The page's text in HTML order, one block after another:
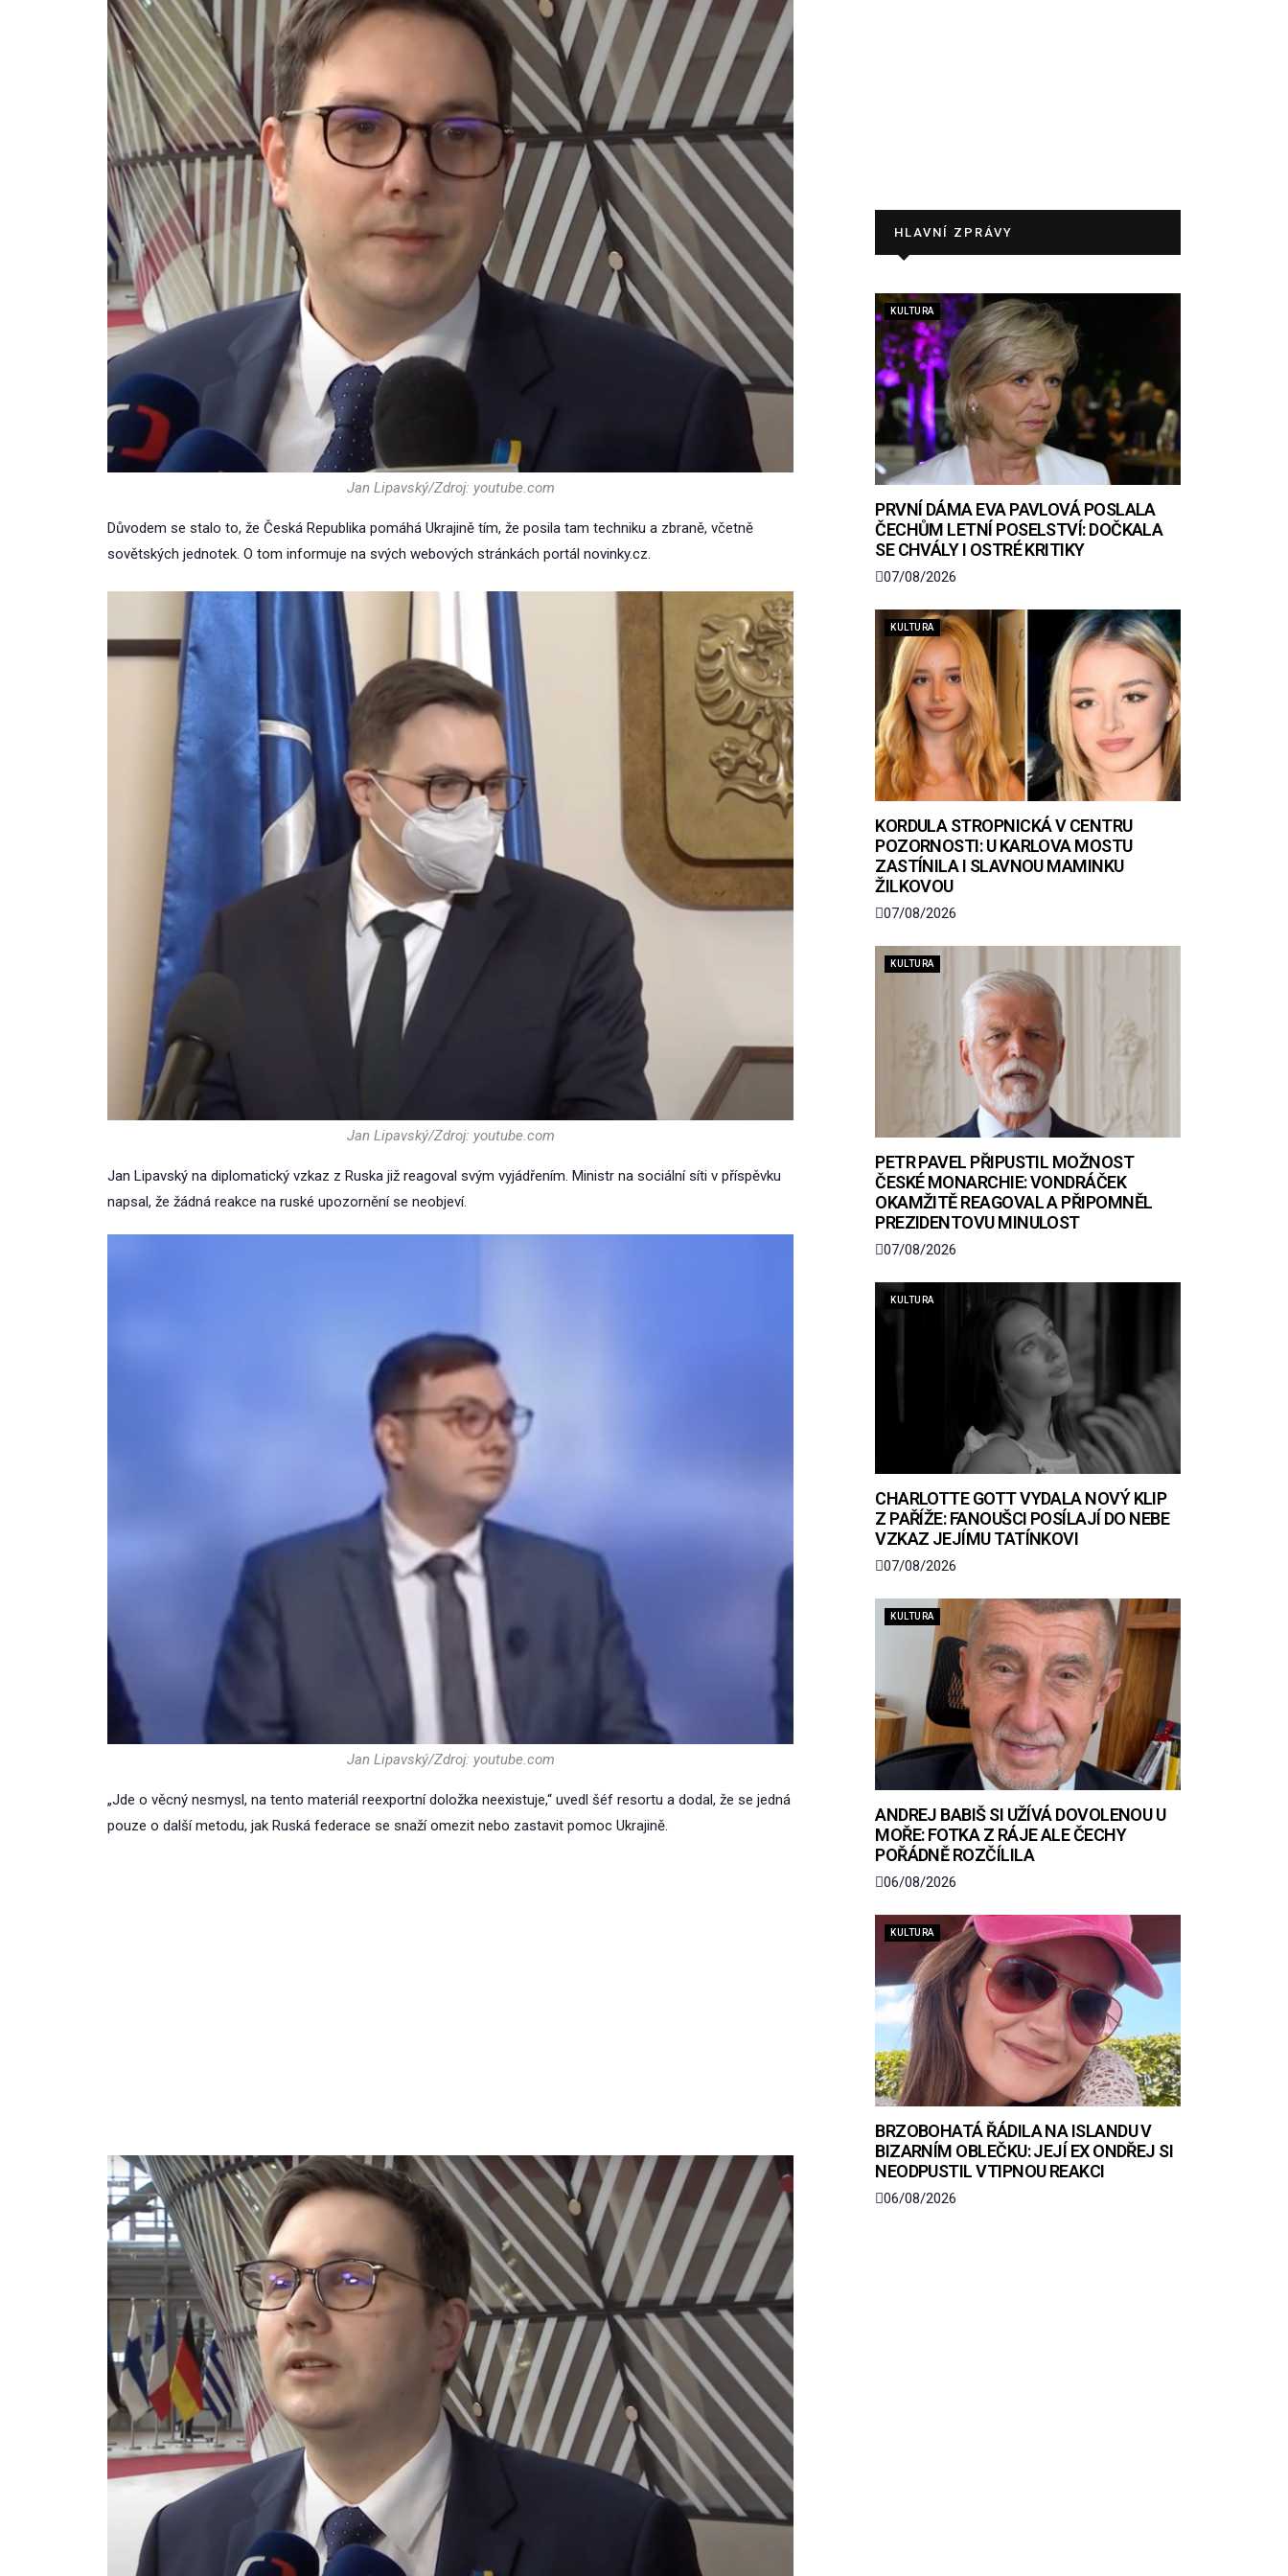
Jan Lipavský/Zdroj: youtube.com
Důvodem se stalo to, že Česká Republika pomáhá Ukrajině tím, že posila tam techniku a zbraně, včetně
sovětských jednotek. O tom informuje na svých webových stránkách portál novinky.cz.
Jan Lipavský/Zdroj: youtube.com
Jan Lipavský na diplomatický vzkaz z Ruska již reagoval svým vyjádřením. Ministr na sociální síti v příspěvku
napsal, že žádná reakce na ruské upozornění se neobjeví.
Jan Lipavský/Zdroj: youtube.com
„Jde o věcný nesmysl, na tento materiál reexportní doložka neexistuje,“ uvedl šéf resortu a dodal, že se jedná
pouze o další metodu, jak Ruská federace se snaží omezit nebo zastavit pomoc Ukrajině.
HLAVNÍ ZPRÁVY
KULTURA
PRVNÍ DÁMA EVA PAVLOVÁ POSLALA
ČECHŮM LETNÍ POSELSTVÍ: DOČKALA
SE CHVÁLY I OSTRÉ KRITIKY
07/08/2026
KULTURA
KORDULA STROPNICKÁ V CENTRU
POZORNOSTI: U KARLOVA MOSTU
ZASTÍNILA I SLAVNOU MAMINKU
ŽILKOVOU
07/08/2026
KULTURA
PETR PAVEL PŘIPUSTIL MOŽNOST
ČESKÉ MONARCHIE: VONDRÁČEK
OKAMŽITĚ REAGOVAL A PŘIPOMNĚL
PREZIDENTOVU MINULOST
07/08/2026
KULTURA
CHARLOTTE GOTT VYDALA NOVÝ KLIP
Z PAŘÍŽE: FANOUŠCI POSÍLAJÍ DO NEBE
VZKAZ JEJÍMU TATÍNKOVI
07/08/2026
KULTURA
ANDREJ BABIŠ SI UŽÍVÁ DOVOLENOU U
MOŘE: FOTKA Z RÁJE ALE ČECHY
POŘÁDNĚ ROZČÍLILA
06/08/2026
KULTURA
BRZOBOHATÁ ŘÁDILA NA ISLANDU V
BIZARNÍM OBLEČKU: JEJÍ EX ONDŘEJ SI
NEODPUSTIL VTIPNOU REAKCI
06/08/2026